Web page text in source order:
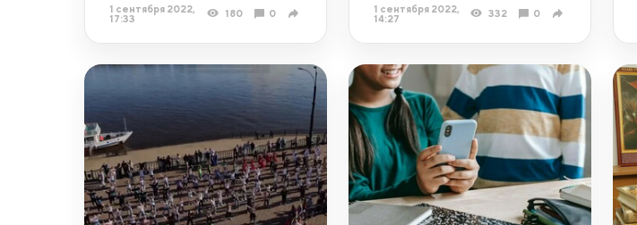
1 сентября 2022,
17:33
180 0
1 сентября 2022,
14:27
332 0